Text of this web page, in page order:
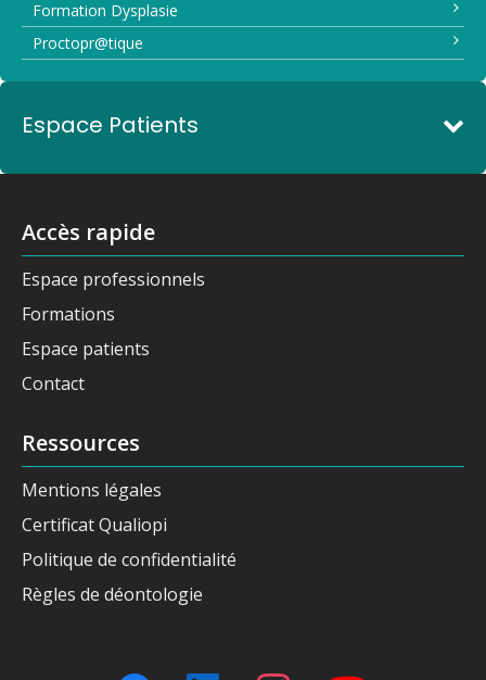
Formation Dysplasie
Proctopr@tique
Espace Patients
Accès rapide
Espace professionnels
Formations
Espace patients
Contact
Ressources
Mentions légales
Certificat Qualiopi
Politique de confidentialité
Règles de déontologie